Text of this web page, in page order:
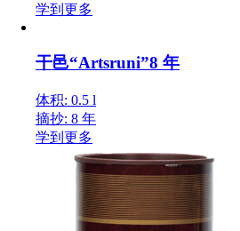
学到更多
干邑“Artsruni”8 年
体积: 0.5 l
摘抄: 8 年
学到更多